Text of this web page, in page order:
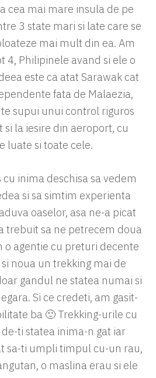
cea mai mare insula de pe
3 state mari si late care se
mai mult din ea. Am
4, Philipinele avand si ele o
este ca atat Sarawak cat
fata de Malaezia,
supui unui control riguros
la iesire din aeroport, cu
luate si toate cele.
inima deschisa sa vedem
si sa simtim experienta
oaselor, asa ne-a picat
trebuit sa ne petrecem doua
o agentie cu preturi decente
noua un trekking mai de
gandul ne statea numai si
Si ce credeti, am gasit-
ba 🙂 Trekking-urile cu
ti statea inima-n gat iar
sa-ti umpli timpul cu-un rau,
o maslina erau si ele